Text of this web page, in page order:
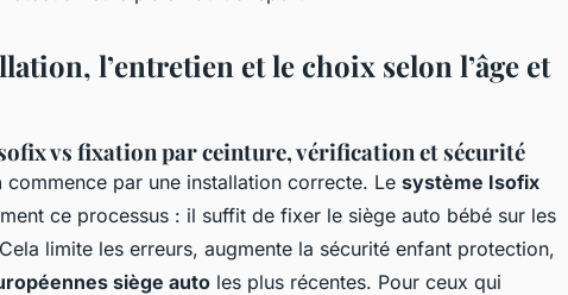
l’entretien et le choix selon l’âge et
vs fixation par ceinture, vérification et sécurité
commence par une installation correcte. Le système Isofix
ce processus : il suffit de fixer le siège auto bébé sur les
limite les erreurs, augmente la sécurité enfant protection,
siège auto les plus récentes. Pour ceux qui